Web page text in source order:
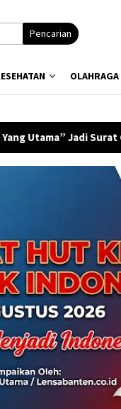
Pencarian
OLAHRAGA
Cinta Syahrini untuk